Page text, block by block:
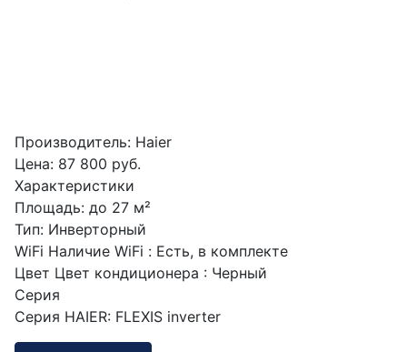
Производитель: Haier
Цена: 87 800 руб.
Характеристики
Площадь: до 27 м²
Тип: Инверторный
WiFi Наличие WiFi : Есть, в комплекте
Цвет Цвет кондиционера : Черный
Серия
Серия HAIER: FLEXIS inverter